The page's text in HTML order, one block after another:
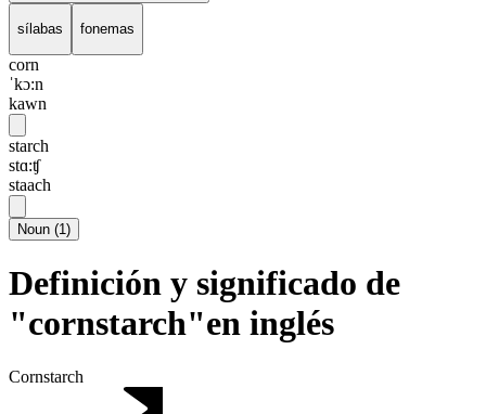
sílabas fonemas
corn
ˈkɔ:n
kawn
starch
stɑ:ʧ
staach
Noun (1)
Definición y significado de
"cornstarch"en inglés
Cornstarch